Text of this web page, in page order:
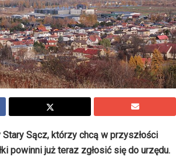
Sącz, którzy chcą w przyszłości
powinni już teraz zgłosić się do urzędu.